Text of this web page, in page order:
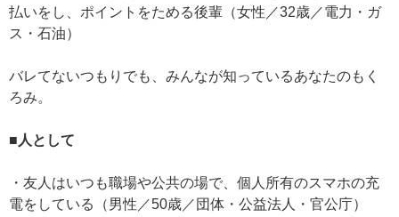
払いをし、ポイントをためる後輩（女性／32歳／電力・ガ
ス・石油）
バレてないつもりでも、みんなが知っているあなたのもく
ろみ。
■人として
・友人はいつも職場や公共の場で、個人所有のスマホの充
電をしている（男性／50歳／団体・公益法人・官公庁）